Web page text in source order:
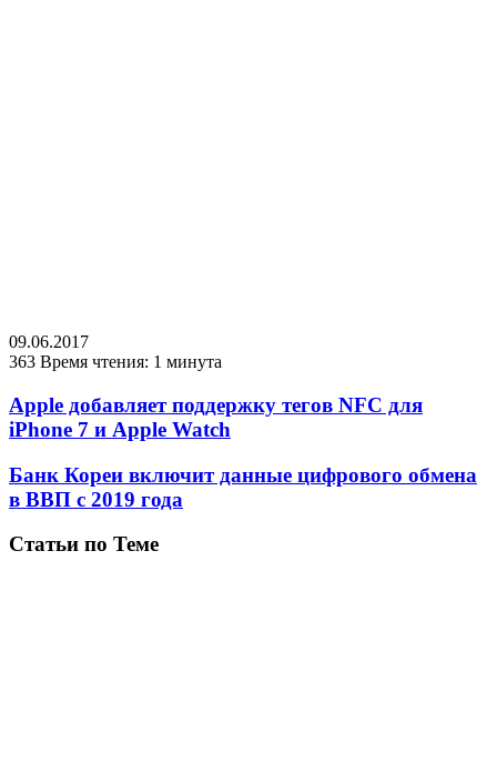
09.06.2017
363 Время чтения: 1 минута
Apple добавляет поддержку тегов NFC для
iPhone 7 и Apple Watch
Банк Кореи включит данные цифрового обмена
в ВВП с 2019 года
Статьи по Теме